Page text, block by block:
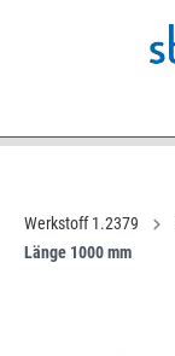
Werkstoff 1.2379
Länge 1000 mm